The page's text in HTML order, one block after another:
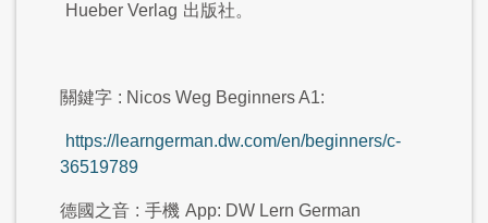
Hueber Verlag 出版社。
關鍵字 : Nicos Weg Beginners A1:
https://learngerman.dw.com/en/beginners/c-
36519789
德國之音 : 手機 App: DW Lern German